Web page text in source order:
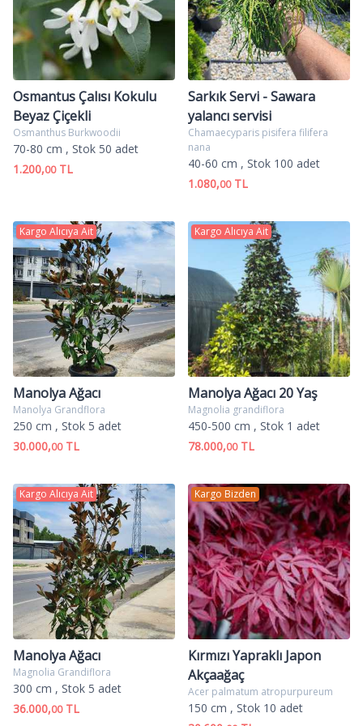
Osmantus Çalısı Kokulu
Beyaz Çiçekli
Osmanthus Burkwoodii
70-80 cm , Stok 50 adet
1.200,00TL
Sarkık Servi - Sawara
yalancı servisi
Chamaecyparis pisifera filifera
nana
40-60 cm , Stok 100 adet
1.080,00TL
Kargo Alıcıya Ait
Manolya Ağacı
Manolya Grandflora
250 cm , Stok 5 adet
30.000,00TL
Kargo Alıcıya Ait
Manolya Ağacı 20 Yaş
Magnolia grandiflora
450-500 cm , Stok 1 adet
78.000,00TL
Kargo Alıcıya Ait
Manolya Ağacı
Magnolia Grandiflora
300 cm , Stok 5 adet
36.000,00TL
Kargo Bizden
Kırmızı Yapraklı Japon
Akçaağaç
Acer palmatum atropurpureum
150 cm , Stok 10 adet